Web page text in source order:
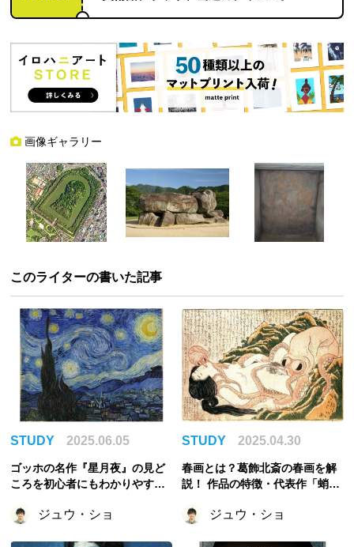
画像ギャラリー
このライターの書いた記事
STUDY 2025.06.05
ゴッホの名作『星月夜』の見ど
ころを初心者にもわかりやすく
ジュウ・ショ
STUDY 2025.04.30
春画とは？葛飾北斎の春画を解
説！ 作品の特徴・代表作「蛸と
ジュウ・ショ